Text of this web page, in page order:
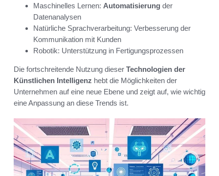
Maschinelles Lernen: Automatisierung der
Datenanalysen
Natürliche Sprachverarbeitung: Verbesserung der
Kommunikation mit Kunden
Robotik: Unterstützung in Fertigungsprozessen
Die fortschreitende Nutzung dieser Technologien der
Künstlichen Intelligenz hebt die Möglichkeiten der
Unternehmen auf eine neue Ebene und zeigt auf, wie wichtig
eine Anpassung an diese Trends ist.